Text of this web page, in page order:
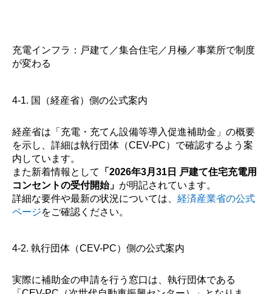
充電インフラ：戸建て／集合住宅／月極／事業所で制度
が変わる
4-1. 国（経産省）側の公式案内
経産省は「充電・充てん設備等導入促進補助金」の概要
を示し、詳細は執行団体（CEV-PC）で確認するよう案
内しています。
また新着情報として
「2026年3月31日 戸建て住宅充電用
コンセントの受付開始」 が明記されています。
詳細な要件や最新の状況については、 経済産業省の公式
ページをご確認ください。
4-2. 執行団体（CEV-PC）側の公式案内
実際に補助金の申請を行う窓口は、執行団体である